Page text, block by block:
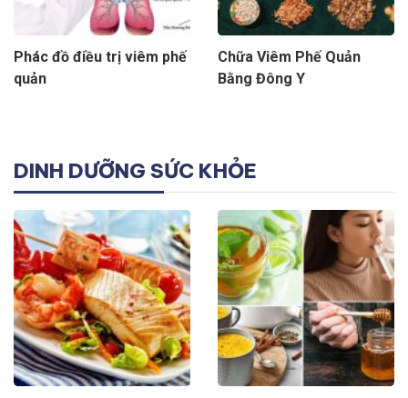
Phác đồ điều trị viêm phế
quản
Chữa Viêm Phế Quản
Bằng Đông Y
DINH DƯỠNG SỨC KHỎE